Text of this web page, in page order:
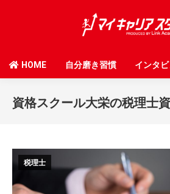
HOME 自分磨き習慣 インタ
資格スクール大栄の税理士
税理士